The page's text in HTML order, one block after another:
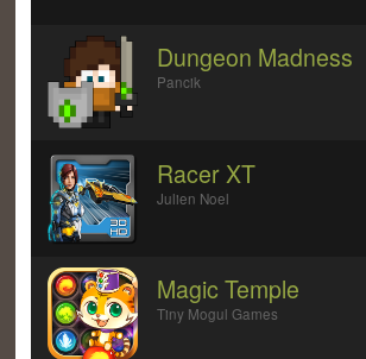
Dungeon Madness
Pancik
Racer XT
Julien Noel
Magic Temple
Tiny Mogul Games